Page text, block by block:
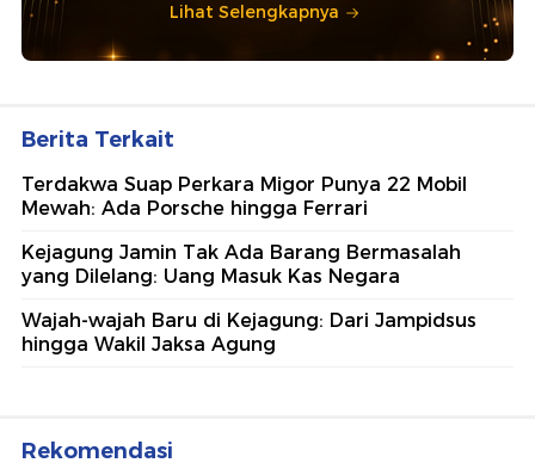
Lihat Selengkapnya
Berita Terkait
Terdakwa Suap Perkara Migor Punya 22 Mobil
Mewah: Ada Porsche hingga Ferrari
Kejagung Jamin Tak Ada Barang Bermasalah
yang Dilelang: Uang Masuk Kas Negara
Wajah-wajah Baru di Kejagung: Dari Jampidsus
hingga Wakil Jaksa Agung
Rekomendasi